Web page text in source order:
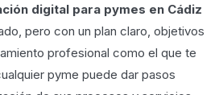
digital para pymes en Cádiz
pero con un plan claro, objetivos
profesional como el que te
pyme puede dar pasos